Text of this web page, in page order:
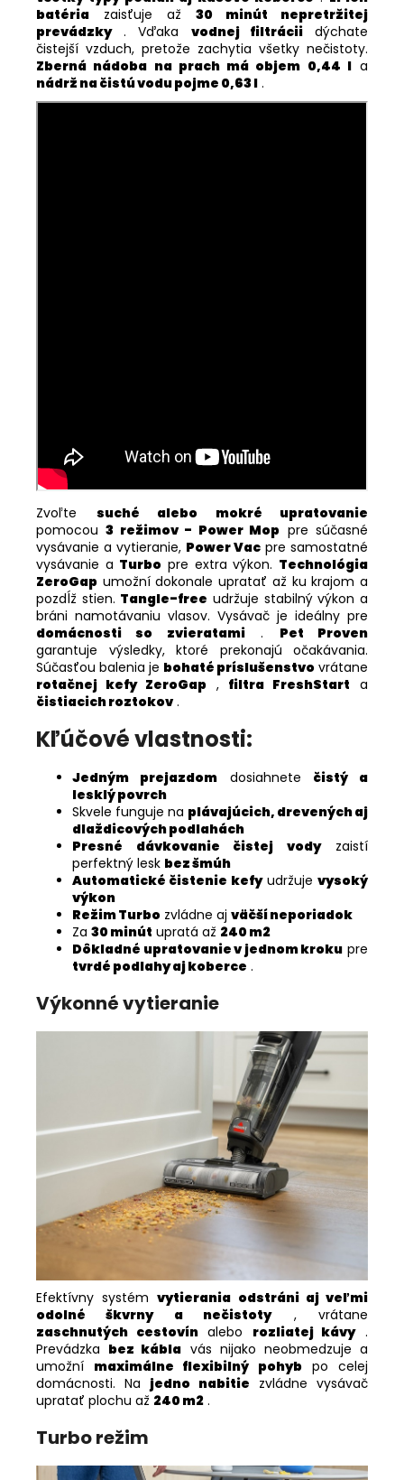
batéria zaisťuje až 30 minút nepretržitej
prevádzky. Vďaka vodnej filtráciidýchate
čistejší vzduch, pretože zachytia všetky nečistoty.
Zberná nádoba na prach má objem 0,44 la
nádrž na čistú vodu pojme 0,63 l .
Zvoľte suché alebo mokré upratovanie
pomocou3 režimov - Power Mop pre súčasné
vysávanie a vytieranie, Power Vac pre samostatné
vysávanie a Turbo pre extra výkon. Technológia
ZeroGap umožní dokonale upratať až ku krajom a
pozdĺž stien. Tangle-free udržuje stabilný výkon a
bráni namotávaniu vlasov. Vysávač je ideálny pre
domácnosti so zvieratami. Pet Proven
garantuje výsledky, ktoré prekonajú očakávania.
Súčasťou balenia je bohaté príslušenstvo vrátane
rotačnej kefy ZeroGap, filtra FreshStart a
čistiacich roztokov.
Kľúčové vlastnosti:
Jedným prejazdomdosiahnete čistý a
lesklý povrch
Skvele funguje na plávajúcich, drevených aj
dlaždicových podlahách
Presné dávkovanie čistej vodyzaistí
perfektný lesk bez šmúh
Automatické čistenie kefyudržuje vysoký
výkon
Režim Turbo zvládne aj väčší neporiadok
Za 30 minút upratá až 240 m2
Dôkladné upratovanie v jednom kroku pre
tvrdé podlahy aj koberce .
Výkonné vytieranie
Efektívny systémvytierania odstráni aj veľmi
odolné škvrny a nečistoty, vrátane
zaschnutých cestovínalebo rozliatej kávy.
Prevádzka bez kábla vás nijako neobmedzuje a
umožní maximálne flexibilný pohybpo celej
domácnosti. Na jedno nabitie zvládne vysávač
upratať plochu až 240 m2 .
Turbo režim